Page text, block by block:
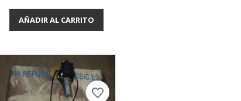
AÑADIR AL CARRITO
favorite_border